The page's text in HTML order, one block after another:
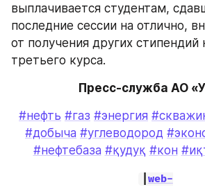
выплачивается студентам,
последние сессии на отлично,
от получения других стипендий
третьего курса.
Пресс-служба АО
#нефть #газ #энергия
#добыча #углеводород
#нефтебаза #қудуқ #кон
web-